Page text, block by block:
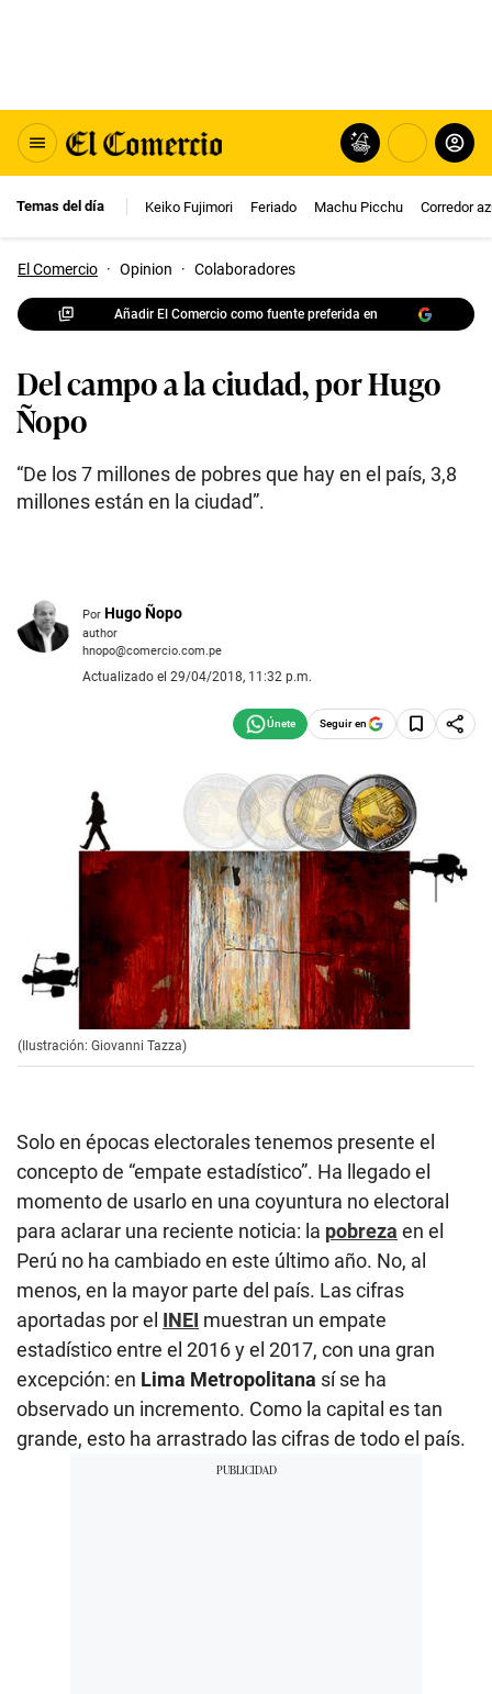
Temas del día Keiko Fujimori Feriado Machu Picchu Corredor
El Comercio · Opinion · Colaboradores
Añadir El Comercio como fuente preferida en
Del campo a la ciudad, por Hugo
Ñopo
“De los 7 millones de pobres que hay en el país, 3,8
millones están en la ciudad”.
Por Hugo Ñopo
author
hnopo@comercio.com.pe
Actualizado el 29/04/2018, 11:32 p.m.
Seguir en
(Ilustración: Giovanni Tazza)
Solo en épocas electorales tenemos presente el
concepto de “empate estadístico”. Ha llegado el
momento de usarlo en una coyuntura no electoral
para aclarar una reciente noticia: la pobreza en el
Perú no ha cambiado en este último año. No, al
menos, en la mayor parte del país. Las cifras
aportadas por el INEI muestran un empate
estadístico entre el 2016 y el 2017, con una gran
excepción: en Lima Metropolitana sí se ha
observado un incremento. Como la capital es tan
grande, esto ha arrastrado las cifras de todo el país.